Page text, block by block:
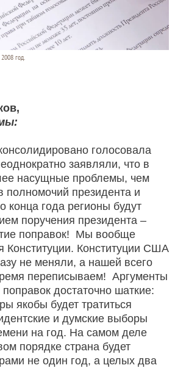
год.
голосовала
заявляли, что в
насущные проблемы, чем
полномочий президента и
конца года регионы будут
поручения президента –
поправок! Мы вообще
Конституции. Конституции США
не меняли, а нашей всего
переписываем! Аргументы
поправок достаточно шаткие:
якобы будет тратиться
и думские выборы
на год. На самом деле
порядке страна будет
не один год, а целых два